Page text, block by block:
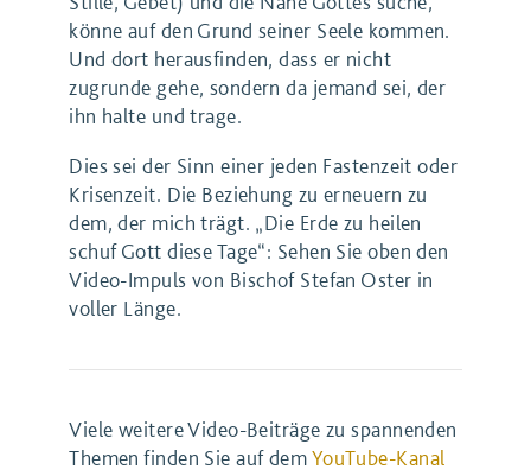
könne auf den Grund seiner Seele kommen.
Und dort herausfinden, dass er nicht
zugrunde gehe, sondern da jemand sei, der
ihn halte und trage.
Dies sei der Sinn einer jeden Fastenzeit oder
Krisenzeit. Die Beziehung zu erneuern zu
dem, der mich trägt. „Die Erde zu heilen
schuf Gott diese Tage“: Sehen Sie oben den
Video-Impuls von Bischof Stefan Oster in
voller Länge.
Viele weitere Video-Beiträge zu spannenden
Themen finden Sie auf demYouTube-Kanal